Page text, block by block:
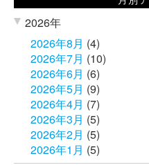
2026年
2026年8月 (4)
2026年7月 (10)
2026年6月 (6)
2026年5月 (9)
2026年4月 (7)
2026年3月 (5)
2026年2月 (5)
2026年1月 (5)